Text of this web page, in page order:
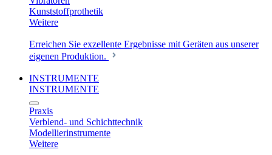
Kunststoffprothetik
Weitere
Erreichen Sie exzellente Ergebnisse mit Geräten aus unserer
eigenen Produktion.
INSTRUMENTE
INSTRUMENTE
Praxis
Verblend- und Schichttechnik
Modellierinstrumente
Weitere